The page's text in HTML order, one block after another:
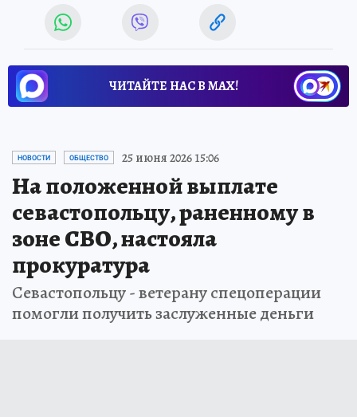
ЧИТАЙТЕ НАС В МАХ!
НОВОСТИ ОБЩЕСТВО 25 июня 2026 15:06
На положенной выплате
севастопольцу, раненному в
зоне СВО, настояла
прокуратура
Севастопольцу - ветерану спецоперации
помогли получить заслуженные деньги